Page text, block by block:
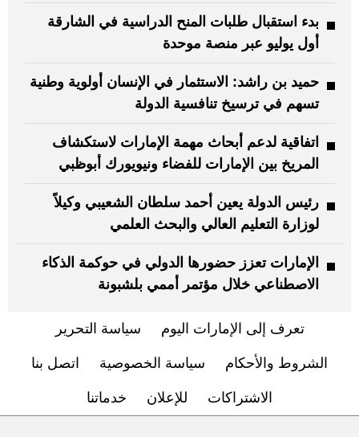
بدء استقبال طلبات المنح الدراسية في الشارقة
أول يوليو عبر منصة موحدة
حميد بن راشد: الاستثمار في الإنسان أولوية وطنية
تسهم في ترسيخ تنافسية الدولة
اتفاقية لدعم أبحاث مهمة الإمارات لاستكشاف
المريخ بين الإمارات للفضاء ونيويورك أبوظبي
رئيس الدولة يعين أحمد سلطان الشعيبي وكيلاً
لوزارة التعليم العالي والبحث العلمي
الإمارات تعزز حضورها الدولي في حوكمة الذكاء
الاصطناعي خلال مؤتمر أممي بلشبونة
تعرف إلى الإمارات اليوم سياسة التحرير
الشروط والأحكام سياسة الخصوصية اتصل بنا
الاشتراكات للإعلان خدماتنا